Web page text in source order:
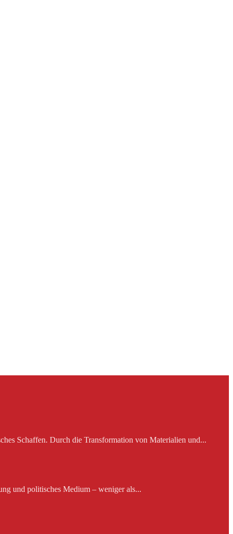
Schaffen. Durch die Transformation von Materialien und...
und politisches Medium – weniger als...